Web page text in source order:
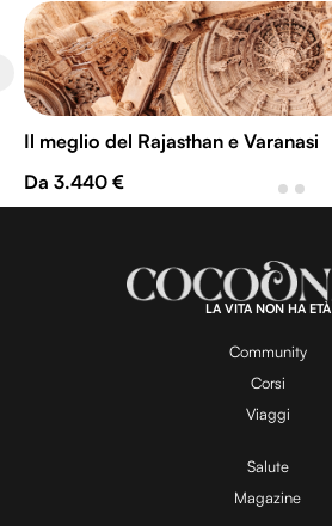
Il meglio del Rajasthan e Varanasi
Da 3.440 €
LA VITA NON HA ETÀ
Community
Corsi
Viaggi
Salute
Magazine